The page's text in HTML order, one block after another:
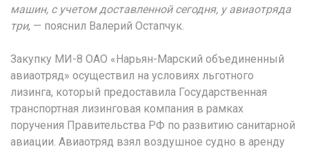
машин, с учетом доставленной сегодня, у авиаотряда
три, — пояснил Валерий Остапчук.
Закупку МИ-8 ОАО «Нарьян-Марский объединенный
авиаотряд» осуществил на условиях льготного
лизинга, который предоставила Государственная
транспортная лизинговая компания в рамках
поручения Правительства РФ по развитию санитарной
авиации. Авиаотряд взял воздушное судно в аренду